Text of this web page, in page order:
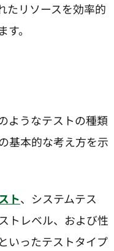
たリソースを効率的
。
ようなテストの種類
基本的な考え方を示
ト、システムテス
トレベル、および性
といったテストタイプ